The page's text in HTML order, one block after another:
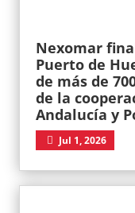
Nexomar
Puerto de
de más de
de la
Andalucía y
Jul 1, 2026